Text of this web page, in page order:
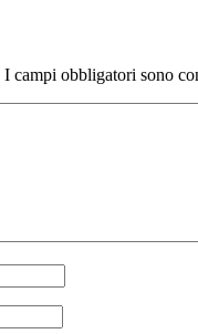
I campi obbligatori sono